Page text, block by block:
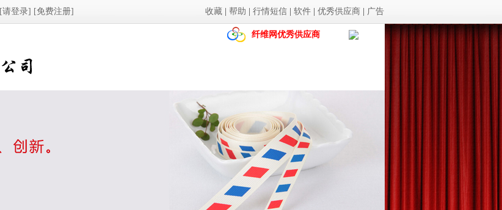
[请登录] [免费注册] 收藏| 帮助 行情短信| 软件| 优秀供应商| 广告
纤维网优秀供应商